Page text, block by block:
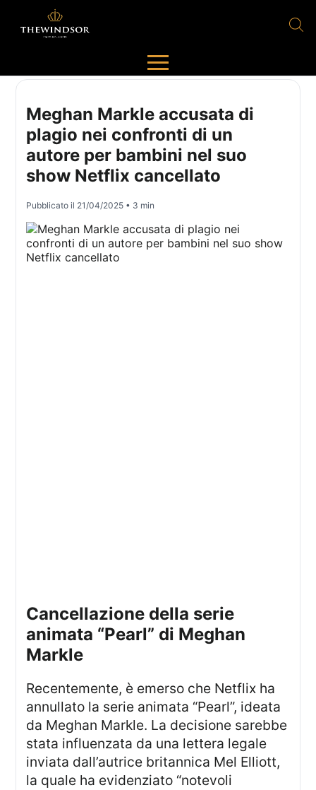
Meghan Markle accusata di
plagio nei confronti di un
autore per bambini nel suo
show Netflix cancellato
Pubblicato il 21/04/2025 • 3 min
cancellazione della serie
animata “Pearl” di Meghan
Markle
Recentemente, è emerso che Netflix ha
annullato la serie animata “Pearl”, ideata
da Meghan Markle. La decisione sarebbe
stata influenzata da una lettera legale
inviata dall’autrice britannica Mel Elliott,
la quale ha evidenziato “notevoli